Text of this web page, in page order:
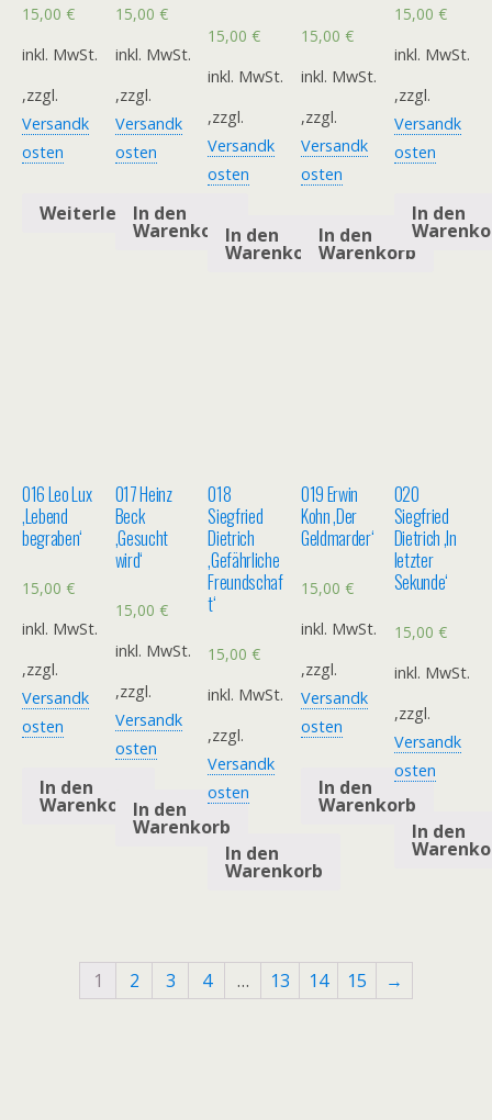
15,00 €
inkl. MwSt.
,zzgl.
Versandk
osten
Weiterlesen
15,00 €
inkl. MwSt.
,zzgl.
Versandk
osten
In den
Warenkorb
15,00€
inkl. MwSt.
,zzgl.
Versandk
osten
In den
Warenkorb
15,00 €
inkl. MwSt.
,zzgl.
Versandk
osten
In den
Warenkorb
15,00 €
inkl. MwSt.
,zzgl.
Versandk
osten
In den
016 Leo Lux
‚Lebend
begraben‘
15,00 €
inkl. MwSt.
,zzgl.
Versandk
osten
In den
Warenkorb
017 Heinz
Beck
‚Gesucht
wird‘
15,00 €
inkl. MwSt.
,zzgl.
Versandk
osten
In den
Warenkorb
018
Siegfried
Dietrich
‚Gefährliche
Freundschaf
t‘
15,00€
inkl. MwSt.
,zzgl.
Versandk
osten
In den
Warenkorb
019 Erwin
Kohn ‚Der
Geldmarder‘
15,00 €
inkl. MwSt.
,zzgl.
Versandk
osten
In den
Warenkorb
020
Siegfried
Dietrich ‚In
letzter
Sekunde‘
15,00 €
inkl. MwSt.
,zzgl.
Versandk
osten
In den
1 2 3 4 … 13 14 15 →